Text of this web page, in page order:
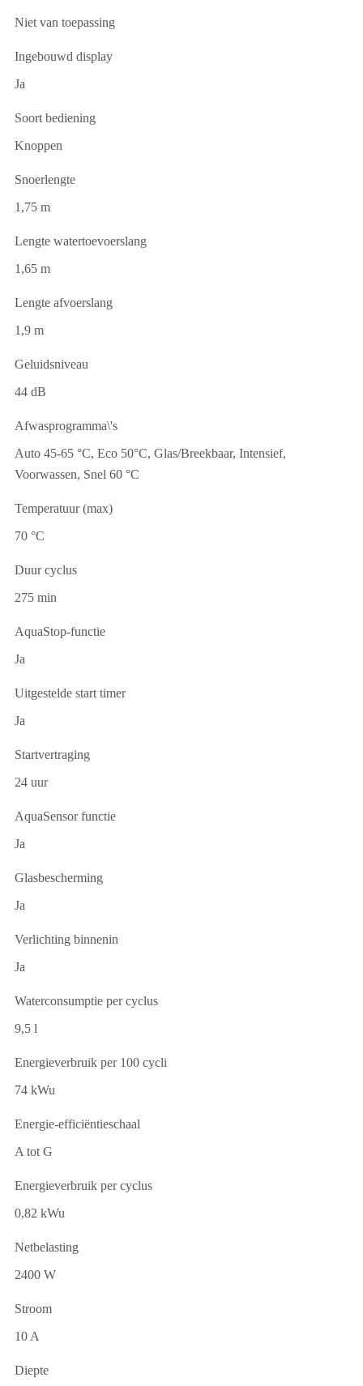
Niet van toepassing
Ingebouwd display
Ja
Soort bediening
Knoppen
Snoerlengte
1,75 m
Lengte watertoevoerslang
1,65 m
Lengte afvoerslang
1,9 m
Geluidsniveau
44 dB
Afwasprogramma\'s
Auto 45-65 °C, Eco 50°C, Glas/Breekbaar, Intensief,
Voorwassen, Snel 60 °C
Temperatuur (max)
70 °C
Duur cyclus
275 min
AquaStop-functie
Ja
Uitgestelde start timer
Ja
Startvertraging
24 uur
AquaSensor functie
Ja
Glasbescherming
Ja
Verlichting binnenin
Ja
Waterconsumptie per cyclus
9,5 l
Energieverbruik per 100 cycli
74 kWu
Energie-efficiëntieschaal
A tot G
Energieverbruik per cyclus
0,82 kWu
Netbelasting
2400 W
Stroom
10 A
Diepte